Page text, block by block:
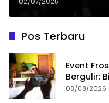
Pos Terbaru
Event
Bergulir:
08/08/2026